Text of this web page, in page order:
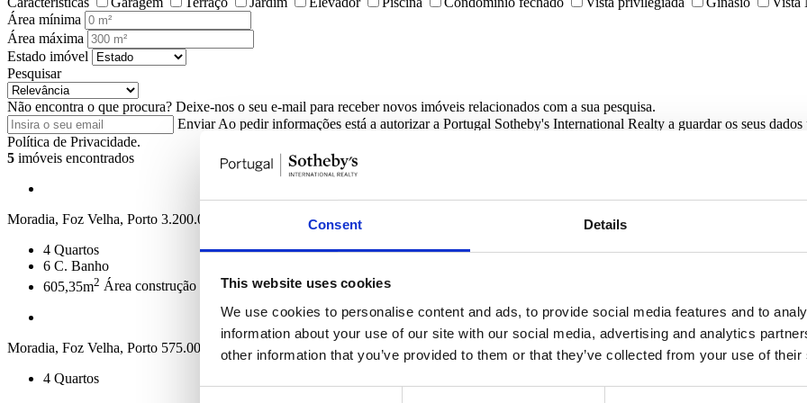
Consent Details
This website uses cookies
We use cookies to personalise content and ads, to provide social media features and to
information about your use of our site with our social media, advertising and analytics
other information that you’ve provided to them or that they’ve collected from your use of
Área mínima
Área máxima
Estado imóvel
Pesquisar
Não encontra o que procura? Deixe-nos o seu e-mail para receber novos imóveis relacionados com a sua pesquisa.
Enviar Ao pedir informações está a autorizar a Portugal Sotheby's International Realty a guardar os seus
Política de Privacidade.
5 imóveis encontrados
Moradia, Foz Velha, Porto 3.200.000 €
4 Quartos
6 C. Banho
605,35m2 Área construção
Moradia, Foz Velha, Porto 575.000 €
4 Quartos